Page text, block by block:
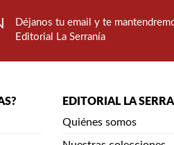
Déjanos tu email y te
Editorial La Serranía
EDITORIAL LA
Quiénes somos